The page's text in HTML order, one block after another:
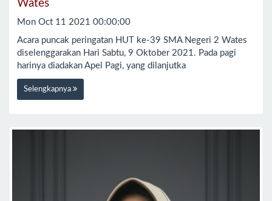
Wates
Mon Oct 11 2021 00:00:00
Acara puncak peringatan HUT ke-39 SMA Negeri 2 Wates
diselenggarakan Hari Sabtu, 9 Oktober 2021. Pada pagi
harinya diadakan Apel Pagi, yang dilanjutka
Selengkapnya